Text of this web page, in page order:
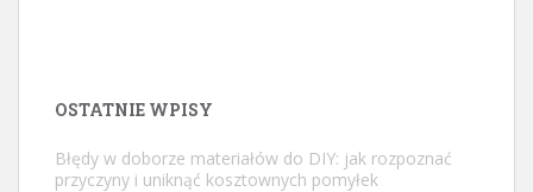
OSTATNIE WPISY
Błędy w doborze materiałów do DIY: jak rozpoznać
przyczyny i uniknąć kosztownych pomyłek